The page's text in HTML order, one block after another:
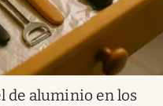
de aluminio en los